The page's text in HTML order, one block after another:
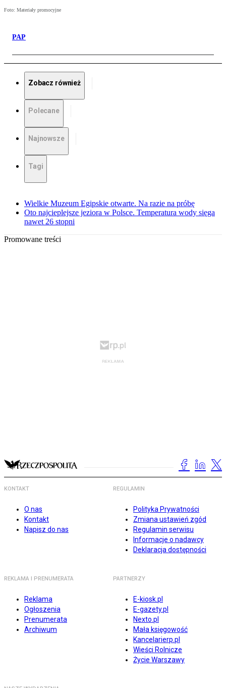
Foto: Materiały promocyjne
PAP
Zobacz również
Polecane
Najnowsze
Tagi
Wielkie Muzeum Egipskie otwarte. Na razie na próbę
Oto najcieplejsze jeziora w Polsce. Temperatura wody sięga
nawet 26 stopni
Promowane treści
KONTAKT
O nas
Kontakt
Napisz do nas
REGULAMIN
Polityka Prywatności
Zmiana ustawień zgód
Regulamin serwisu
Informacje o nadawcy
Deklaracja dostępności
REKLAMA I PRENUMERATA
Reklama
Ogłoszenia
Prenumerata
Archiwum
PARTNERZY
E-kiosk.pl
E-gazety.pl
Nexto.pl
Mała księgowość
Kancelarierp.pl
Wieści Rolnicze
Życie Warszawy